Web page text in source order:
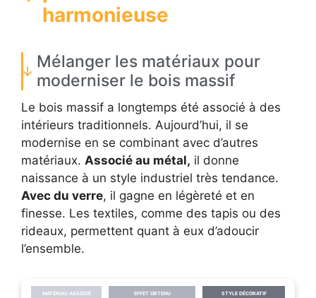
harmonieuse
Mélanger les matériaux pour
moderniser le bois massif
Le bois massif a longtemps été associé à des
intérieurs traditionnels. Aujourd’hui, il se
modernise en se combinant avec d’autres
matériaux. Associé au métal, il donne
naissance à un style industriel très tendance.
Avec du verre, il gagne en légèreté et en
finesse. Les textiles, comme des tapis ou des
rideaux, permettent quant à eux d’adoucir
l’ensemble.
MATÉRIAU ASSOCIÉ EFFET OBTENU STYLE DÉCORATIF